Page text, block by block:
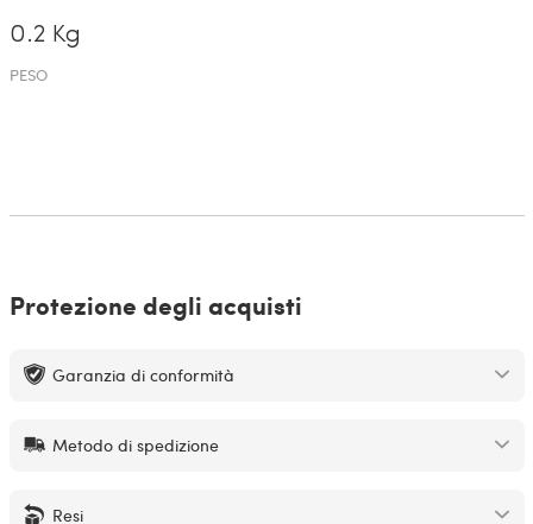
0.2 Kg
PESO
Protezione degli acquisti
Garanzia di conformità
Metodo di spedizione
Resi